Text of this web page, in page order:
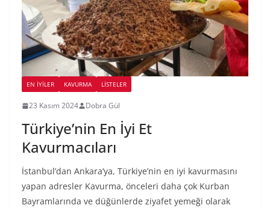
EN İYILER KAVURMA LİSTELER
23 Kasım 2024 Dobra Gül
Türkiye’nin En İyi Et
Kavurmacıları
İstanbul’dan Ankara’ya, Türkiye’nin en iyi kavurmasını
yapan adresler Kavurma, önceleri daha çok Kurban
Bayramlarında ve düğünlerde ziyafet yemeği olarak